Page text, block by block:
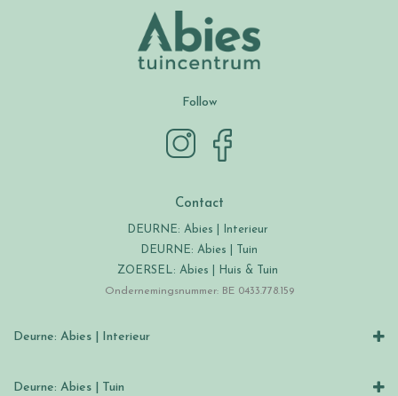
Follow
Contact
DEURNE: Abies | Interieur
DEURNE: Abies | Tuin
ZOERSEL: Abies | Huis & Tuin
Ondernemingsnummer: BE 0433.778.159
Deurne: Abies | Interieur
Deurne: Abies | Tuin